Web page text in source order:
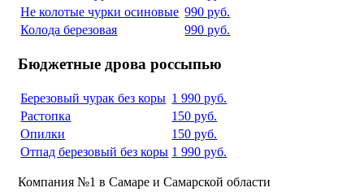
Не колотые чурки осиновые 990 руб.
Колода березовая
990 руб.
Бюджетные дрова россыпью
Березовый чурак без коры 1 990 руб.
Растопка
150 руб.
Опилки
150 руб.
Отпад березовый без коры 1 990 руб.
Компания №1 в Самаре и Самарской области